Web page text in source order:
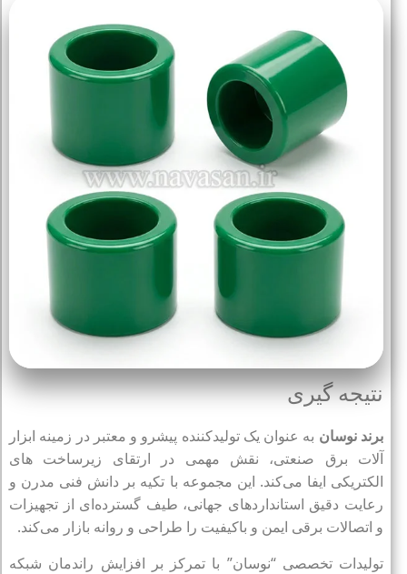
نتیجه گیری
برند نوسان به عنوان یک تولیدکننده پیشرو و معتبر در زمینه ابزار
آلات برق صنعتی، نقش مهمی در ارتقای زیرساخت‌ های
الکتریکی ایفا می‌کند. این مجموعه با تکیه بر دانش فنی مدرن و
رعایت دقیق استانداردهای جهانی، طیف گسترده‌ای از تجهیزات
و اتصالات برقی ایمن و باکیفیت را طراحی و روانه بازار می‌کند.
تولیدات تخصصی “نوسان” با تمرکز بر افزایش راندمان شبکه‌